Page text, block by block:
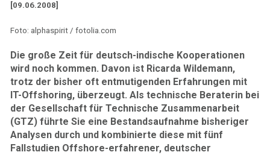
[09.06.2008]
Foto: alphaspirit / fotolia.com
Die große Zeit für deutsch-indische Kooperationen
wird noch kommen. Davon ist Ricarda Wildemann,
trotz der bisher oft entmutigenden Erfahrungen mit
IT-Offshoring, überzeugt. Als technische Beraterin bei
der Gesellschaft für Technische Zusammenarbeit
(GTZ) führte Sie eine Bestandsaufnahme bisheriger
Analysen durch und kombinierte diese mit fünf
Fallstudien Offshore-erfahrener, deutscher